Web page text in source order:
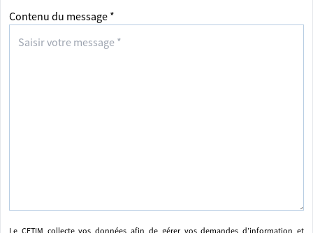
Contenu du message *
Le CETIM collecte vos données afin de gérer vos demandes d’information et